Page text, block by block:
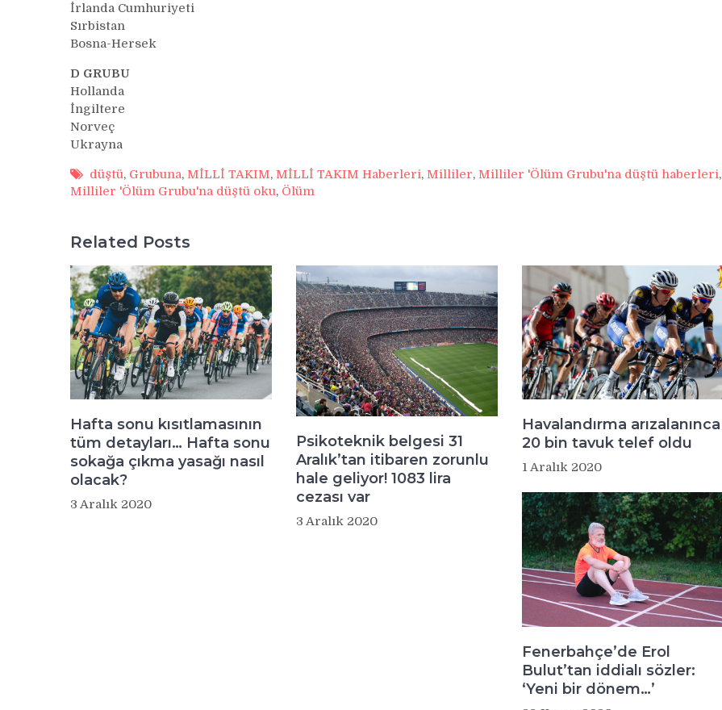
İrlanda Cumhuriyeti
Sırbistan
Bosna-Hersek
D GRUBU
Hollanda
İngiltere
Norveç
Ukrayna
düştü, Grubuna, MİLLİ TAKIM, MİLLİ TAKIM Haberleri, Milliler, Milliler 'Ölüm Grubu'na düştü haberleri,
Milliler 'Ölüm Grubu'na düştü oku, Ölüm
Related Posts
Hafta sonu kısıtlamasının
tüm detayları… Hafta sonu
sokağa çıkma yasağı nasıl
olacak?
3 Aralık 2020
Psikoteknik belgesi 31
Aralık’tan itibaren zorunlu
hale geliyor! 1083 lira
cezası var
3 Aralık 2020
Havalandırma arızalanınca
20 bin tavuk telef oldu
1 Aralık 2020
Fenerbahçe’de Erol
Bulut’tan iddialı sözler:
‘Yeni bir dönem…’